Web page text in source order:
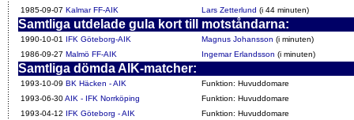
1985-09-07 Kalmar FF-AIK Lars Zetterlund (i 44 minuten)
Samtliga utdelade gula kort till motståndarna:
1990-10-01 IFK Göteborg-AIK Magnus Johansson (i minuten)
1986-09-27 Malmö FF-AIK Ingemar Erlandsson (i minuten)
Samtliga dömda AIK-matcher:
1993-10-09 BK Häcken - AIK
Funktion: Huvuddomare
1993-06-30AIK - IFK Norrköping
Funktion: Huvuddomare
1993-04-12 IFK Göteborg - AIK
Funktion: Huvuddomare